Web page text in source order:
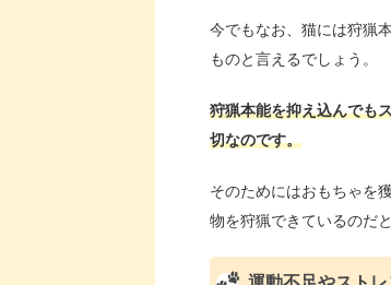
今でもなお、猫には狩猟
ものと言えるでしょう。
狩猟本能を抑え込んでも
切なのです。
そのためにはおもちゃを
物を狩猟できているのだ